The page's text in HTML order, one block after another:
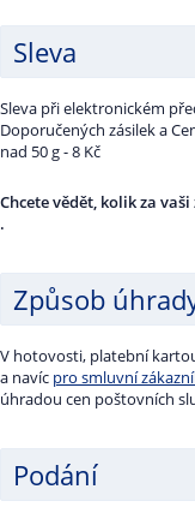
1000 g
2000 g
500 g
2000 g
500 g
1000 g
Sleva
Sleva při elektronickém
Doporučených zásilek a
nad 50 g - 8 Kč
Chcete vědět, kolik za
.
Způsob
V hotovosti, platební
a navíc pro smluvní
úhradou cen poštovních
Podání